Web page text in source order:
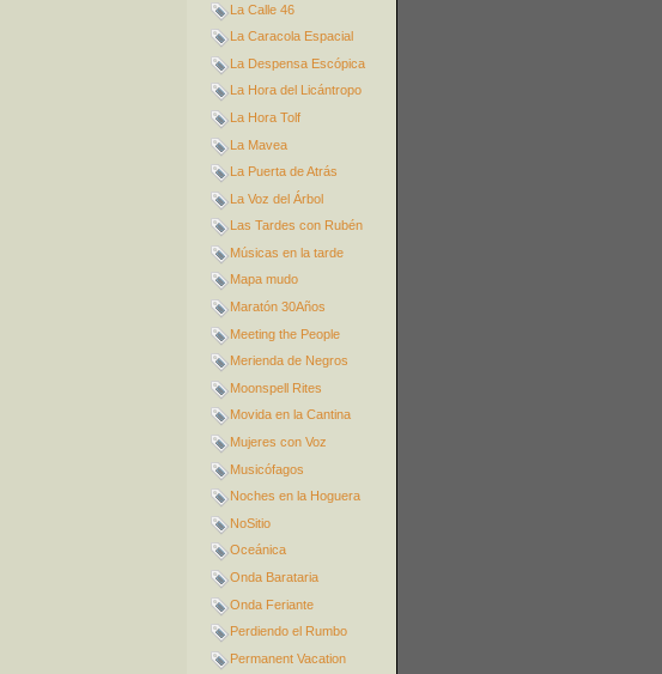
La Calle 46
La Caracola Espacial
La Despensa Escópica
La Hora del Licántropo
La Hora Tolf
La Mavea
La Puerta de Atrás
La Voz del Árbol
Las Tardes con Rubén
Músicas en la tarde
Mapa mudo
Maratón 30Años
Meeting the People
Merienda de Negros
Moonspell Rites
Movida en la Cantina
Mujeres con Voz
Musicófagos
Noches en la Hoguera
NoSitio
Oceánica
Onda Barataria
Onda Feriante
Perdiendo el Rumbo
Permanent Vacation